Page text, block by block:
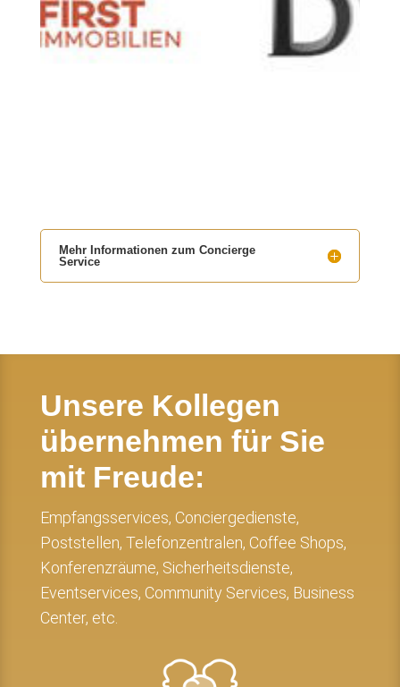
Mehr Informationen zum Concierge
Service
Unsere Kollegen
übernehmen für Sie
mit Freude:
Empfangsservices, Conciergedienste,
Poststellen, Telefonzentralen, Coffee Shops,
Konferenzräume, Sicherheitsdienste,
Eventservices, Community Services, Business
Center, etc.